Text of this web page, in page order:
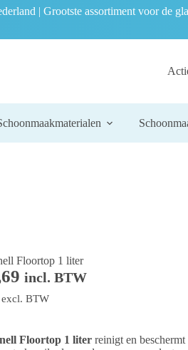
| Grootste assortiment voor de
Floortop 1 liter
incl. BTW
excl. BTW
Floortop 1 liter reinigt en